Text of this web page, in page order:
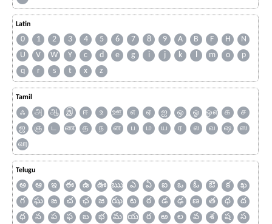
Latin
0 1 2 3 4 5 6 7 8 9 A B F H
N
U
V W Y c d e g i j k l m o
p
q
r s t x z
Tamil
ஃ அ ஆ இ ஈ உ ஊ எ ஏ ஐ ஒ ஓ ஔ க
ச
ஜ
ஞ ட ண த ந ன ப ம ய ர ல வ ஷ
ஸ
ஹ
Telugu
అ ఆ ఇ ఈ ఉ ఊ ఋ ఎ ఏ ఐ ఒ ఓ ఔ క
ఖ
గ
ఘ ఙ చ ఛ జ ఝ ట ఠ డ ఢ ణ త థ
ద
ధ
న ప ఫ బ భ మ య ర ఱ ల వ శ ష
స